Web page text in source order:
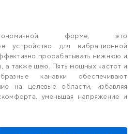
форме, это
устройство для вибрационной
прорабатывать нижнюю и
а также шею. Пять мощных частот и
канавки обеспечивают
на целевые области, избавляя
уменьшая напряжение и